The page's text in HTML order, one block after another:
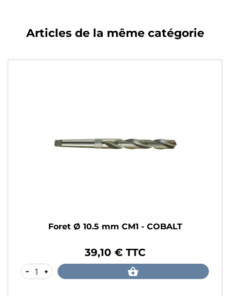
Articles de la même catégorie
Foret Ø 10.5 mm CM1 - COBALT
39,10 € TTC
- +